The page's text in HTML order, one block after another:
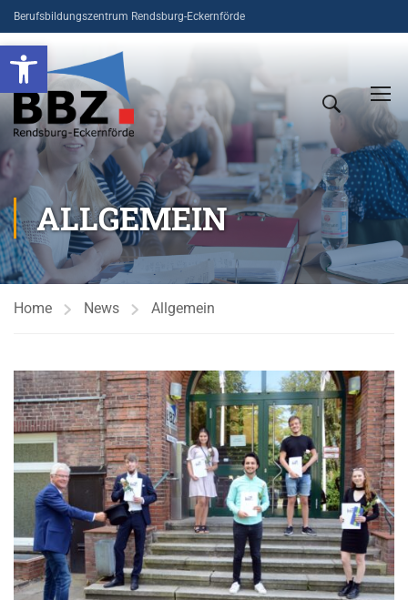
Open toolbar
Berufsbildungszentrum Rendsburg-Eckernförde
ALLGEMEIN
Home News Allgemein